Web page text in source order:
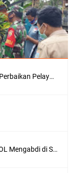
Dialog Publik GAKADA BIDOM , Bahas Perbaikan Pelayanan Medis di NTB
Kapolsek Gunungsari Cek Taruna AKPOL Mengabdi di SRD 4